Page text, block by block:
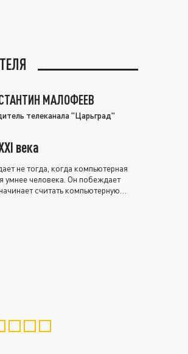
МАЛОФЕЕВ
телеканала "Царьград"
века
не тогда, когда компьютерная
умнее человека. Он побеждает
считать компьютерную